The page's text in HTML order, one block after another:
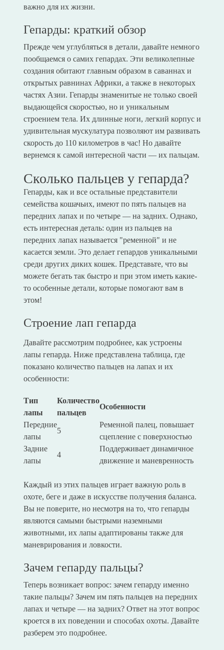
важно для их жизни.
Гепарды: краткий обзор
Прежде чем углубляться в детали, давайте немного
пообщаемся о самих гепардах. Эти великолепные
создания обитают главным образом в саваннах и
открытых равнинах Африки, а также в некоторых
частях Азии. Гепарды знаменитые не только своей
выдающейся скоростью, но и уникальным
строением тела. Их длинные ноги, легкий корпус и
удивительная мускулатура позволяют им развивать
скорость до 110 километров в час! Но давайте
вернемся к самой интересной части — их пальцам.
Сколько пальцев у гепарда?
Гепарды, как и все остальные представители
семейства кошачьих, имеют по пять пальцев на
передних лапах и по четыре — на задних. Однако,
есть интересная деталь: один из пальцев на
передних лапах называется "ременной" и не
касается земли. Это делает гепардов уникальными
среди других диких кошек. Представьте, что вы
можете бегать так быстро и при этом иметь какие-
то особенные детали, которые помогают вам в
этом!
Строение лап гепарда
Давайте рассмотрим подробнее, как устроены
лапы гепарда. Ниже представлена таблица, где
показано количество пальцев на лапах и их
особенности:
Тип
лапы
Количество
пальцев
Особенности
Передние
лапы
5
Ременной палец, повышает
сцепление с поверхностью
Задние
лапы
4
Поддерживает динамичное
движение и маневренность
Каждый из этих пальцев играет важную роль в
охоте, беге и даже в искусстве получения баланса.
Вы не поверите, но несмотря на то, что гепарды
являются самыми быстрыми наземными
животными, их лапы адаптированы также для
маневрирования и ловкости.
Зачем гепарду пальцы?
Теперь возникает вопрос: зачем гепарду именно
такие пальцы? Зачем им пять пальцев на передних
лапах и четыре — на задних? Ответ на этот вопрос
кроется в их поведении и способах охоты. Давайте
разберем это подробнее.